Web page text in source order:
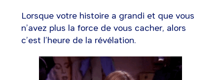
Lorsque votre histoire a grandi et que vous
n’avez plus la force de vous cacher, alors
c’est l’heure de la révélation.